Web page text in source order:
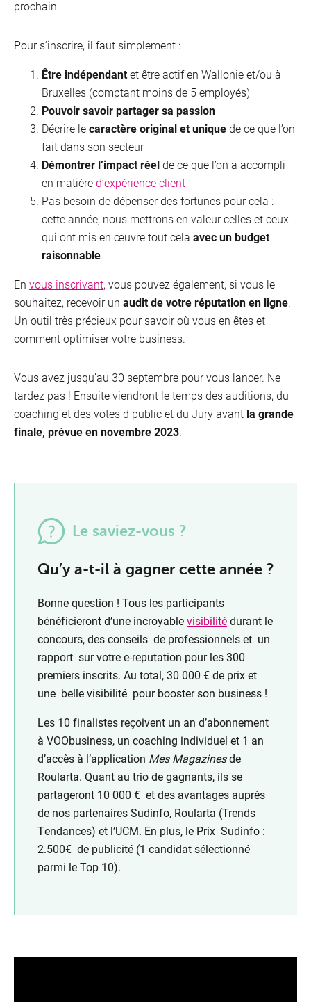
Je suis au bureau
prochain.
Pour s’inscrire, il faut simplement :
Être indépendantet être actif en Wallonie et/ou à
Bruxelles (comptant moins de 5 employés)
Pouvoir savoir partager sa passion
Décrire lecaractère original et uniquede ce que l’on
fait dans son secteur
Démontrer l’impact réelde ce que l’on a accompli
en matièred’expérience client
Pas besoin de dépenser des fortunes pour cela :
cette année, nous mettrons en valeur celles et ceux
qui ont mis en œuvre tout cela avec un budget
raisonnable.
En vous inscrivant, vous pouvez également, si vous le
souhaitez, recevoir un audit de votre réputation en ligne.
Un outil très précieux pour savoir où vous en êtes et
comment optimiser votre business.
Vous avez jusqu’au 30 septembre pour vous lancer. Ne
tardez pas ! Ensuite viendront le temps des auditions, du
coaching et des votes d public et du Jury avant la grande
finale, prévue en novembre 2023.
Le saviez-vous ?
Qu’y a-t-il à gagner cette année ?
Bonne question ! Tous les participants
bénéficieront d’une incroyablevisibilitédurant le
concours, des conseils de professionnels et un
rapport sur votre e-reputation pour les 300
premiers inscrits. Au total, 30 000 € de prix et
une belle visibilité pour booster son business !
Les 10 finalistes reçoivent un an d’abonnement
à VOObusiness, un coaching individuel et 1 an
d’accès à l’application Mes Magazinesde
Roularta. Quant au trio de gagnants, ils se
partageront 10 000 € et des avantages auprès
de nos partenaires Sudinfo, Roularta (Trends
Tendances) et l’UCM. En plus, le Prix Sudinfo :
2.500€ de publicité (1 candidat sélectionné
parmi le Top 10).